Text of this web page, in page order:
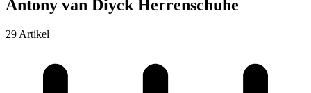
Antony van Diyck Herrenschuhe
29 Artikel